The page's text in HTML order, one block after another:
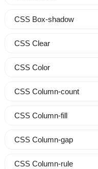
CSS Box-shadow
CSS Clear
CSS Color
CSS Column-count
CSS Column-fill
CSS Column-gap
CSS Column-rule